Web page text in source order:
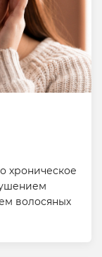
хроническое
волосяных